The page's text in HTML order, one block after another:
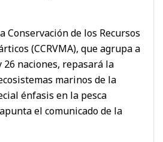
Conservación de los Recursos
(CCRVMA), que agrupa a
26 naciones, repasará la
marinos de la
énfasis en la pesca
el comunicado de la